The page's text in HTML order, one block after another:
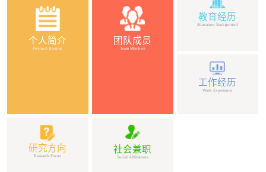
个人简介
Personal Resume
团队成员
Team Members
教育经历
Education Background
工作经历
Work Experience
研究方向
Research Focus
社会兼职
Social Affiliations